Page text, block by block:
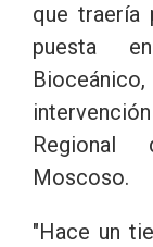
que
puesta
Regional
Moscoso.
"Hace un